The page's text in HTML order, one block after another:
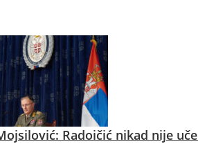
Radoičić nikad nije